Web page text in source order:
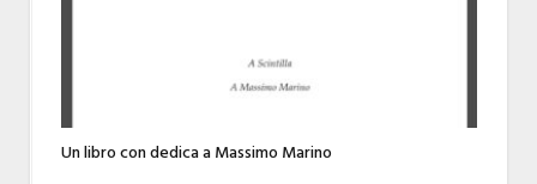
Un libro con dedica a Massimo Marino